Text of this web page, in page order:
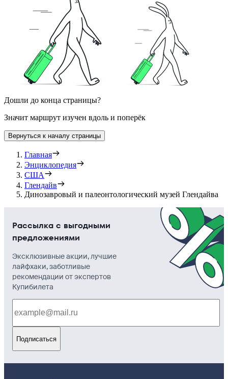
Дошли до конца страницы?
Значит маршрут изучен вдоль и поперёк
Вернуться к началу страницы
Главная
Энциклопедия
США
Глендайв
Динозавровый и палеонтологический музей Глендайва
Рассылка с выгодными
предложениями
Эксклюзивные акции, лучшие
лайфхаки, заботливые
рекомендации от экспертов
Купибилета
Подписаться